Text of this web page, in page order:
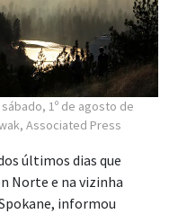
1º de agosto de
Associated Press
últimos dias que
Norte e na vizinha
informou